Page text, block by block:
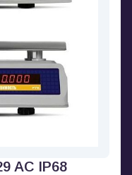
AC IP68